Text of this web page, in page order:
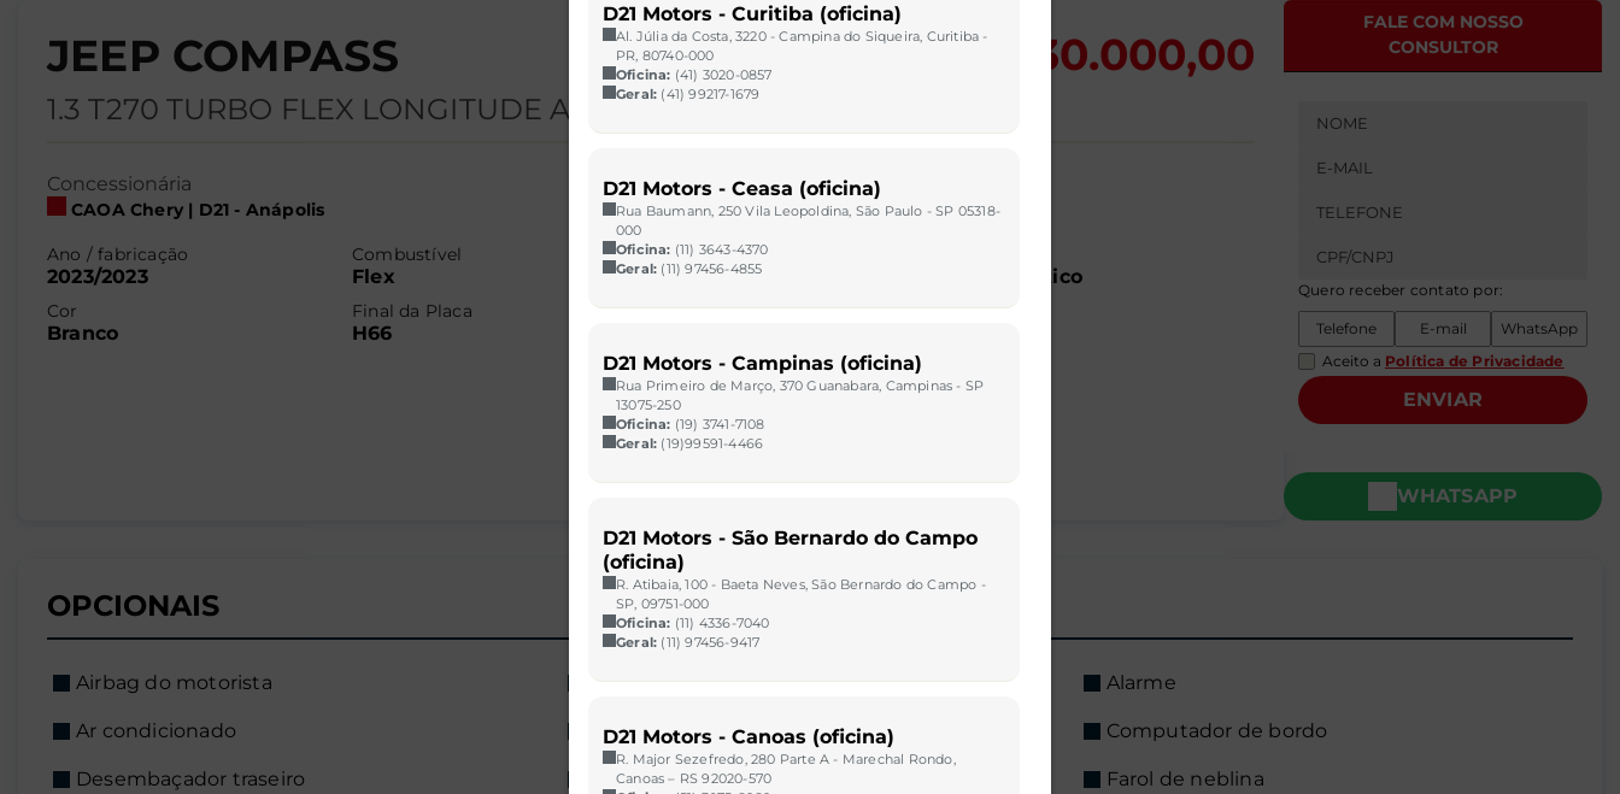
JEEP COMPASS
1.3 T270 TURBO FLEX LONGITUDE AT6
POR: R$ 130.000,00
Concessionária
CAOA Chery | D21 - Anápolis
Ano / fabricação
2023/2023
Combustível
Flex
Quilometragem
26.391 km Automatico
Cor
Branco
Final da Placa
H66
Portas
FALE COM NOSSO
CONSULTOR
Quero receber contato por:
Telefone E-mail
WhatsApp
Aceito a Política de Privacidade
ENVIAR
WHATSAPP
OPCIONAIS
Airbag do motorista Airbag duplo Alarme
Ar condicionado Bancos de couro Computador de bordo
Desembaçador traseiro Direção hidráulica Farol de neblina
D21 Motors - Curitiba (oficina)
Al. Júlia da Costa, 3220 - Campina do Siqueira, Curitiba -
PR, 80740-000
Oficina: (41) 3020-0857
Geral: (41) 99217-1679
D21 Motors - Ceasa (oficina)
Rua Baumann, 250 Vila Leopoldina, São Paulo - SP 05318-
000
Oficina: (11) 3643-4370
Geral: (11) 97456-4855
D21 Motors - Campinas (oficina)
Rua Primeiro de Março, 370 Guanabara, Campinas - SP
13075-250
Oficina: (19) 3741-7108
Geral: (19)99591-4466
D21 Motors - São Bernardo do Campo
(oficina)
R. Atibaia, 100 - Baeta Neves, São Bernardo do Campo -
SP, 09751-000
Oficina: (11) 4336-7040
Geral: (11) 97456-9417
D21 Motors - Canoas (oficina)
R. Major Sezefredo, 280 Parte A - Marechal Rondo,
Canoas – RS 92020-570